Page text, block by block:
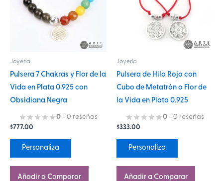
Joyería
Pulsera 7 Chakras y Flor de la
Vida en Plata 0.925 con
Obsidiana Negra
0 - 0 reseñas
$777.00
Personaliza
variantes.
elegir
en
página
Añadir a Comparar
Joyería
Pulsera de Hilo Rojo con
Cubo de Metatrón o Flor de
la Vida en Plata 0.925
0 - 0 reseñas
$333.00
Personaliza
variantes.
Las
opciones
elegir
en
la
página
Añadir a Comparar